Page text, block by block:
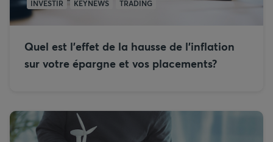
INVESTIR KEYNEWS TRADING
Quel est l’effet de la hausse de l’inflation
sur votre épargne et vos placements?